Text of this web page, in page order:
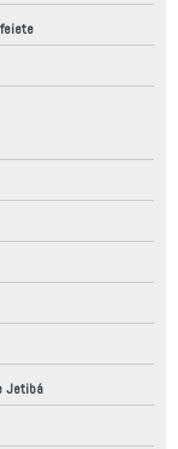
Jetibá